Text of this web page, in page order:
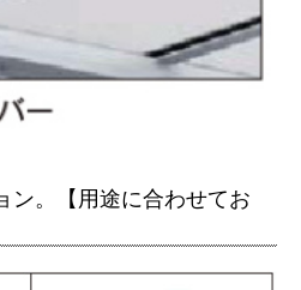
ン。【用途に合わせてお